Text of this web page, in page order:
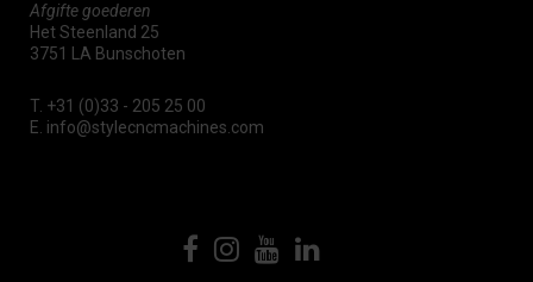
Afgifte goederen
Het Steenland 25
3751 LA Bunschoten
T. +31 (0)33 - 205 25 00
E. info@stylecncmachines.com